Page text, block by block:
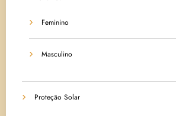
Feminino
Masculino
Proteção Solar